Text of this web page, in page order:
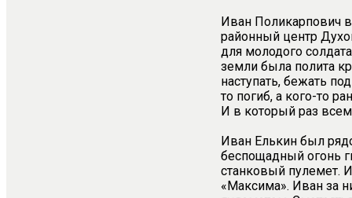
Иван Поликарпович
районный центр
для молодого
земли была полита
наступать, бежать
то погиб, а кого-то
И в который раз
Иван Елькин был
беспощадный огонь
станковый пулемет.
«Максима». Иван за